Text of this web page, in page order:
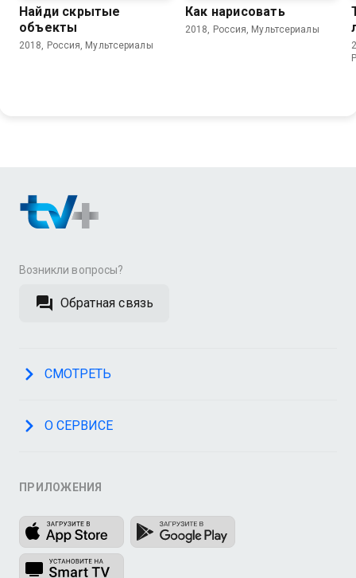
Найди скрытые
объекты
2018, Россия, Мультсериалы
Как нарисовать
2018, Россия, Мультсериалы
Возникли вопросы?
Обратная связь
СМОТРЕТЬ
О СЕРВИСЕ
ПРИЛОЖЕНИЯ